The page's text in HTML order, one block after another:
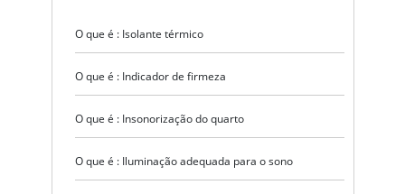
O que é : Isolante térmico
O que é : Indicador de firmeza
O que é : Insonorização do quarto
O que é : Iluminação adequada para o sono